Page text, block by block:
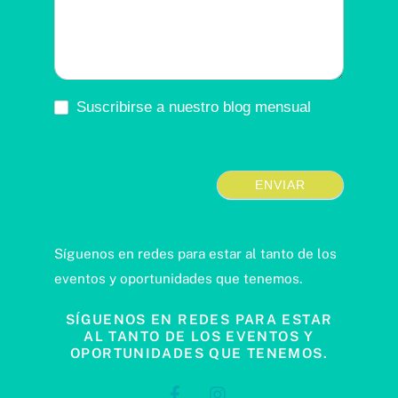
Suscribirse a nuestro blog mensual
ENVIAR
Síguenos en redes para estar al tanto de los
eventos y oportunidades que tenemos.
SÍGUENOS EN REDES PARA ESTAR
AL TANTO DE LOS EVENTOS Y
OPORTUNIDADES QUE TENEMOS.